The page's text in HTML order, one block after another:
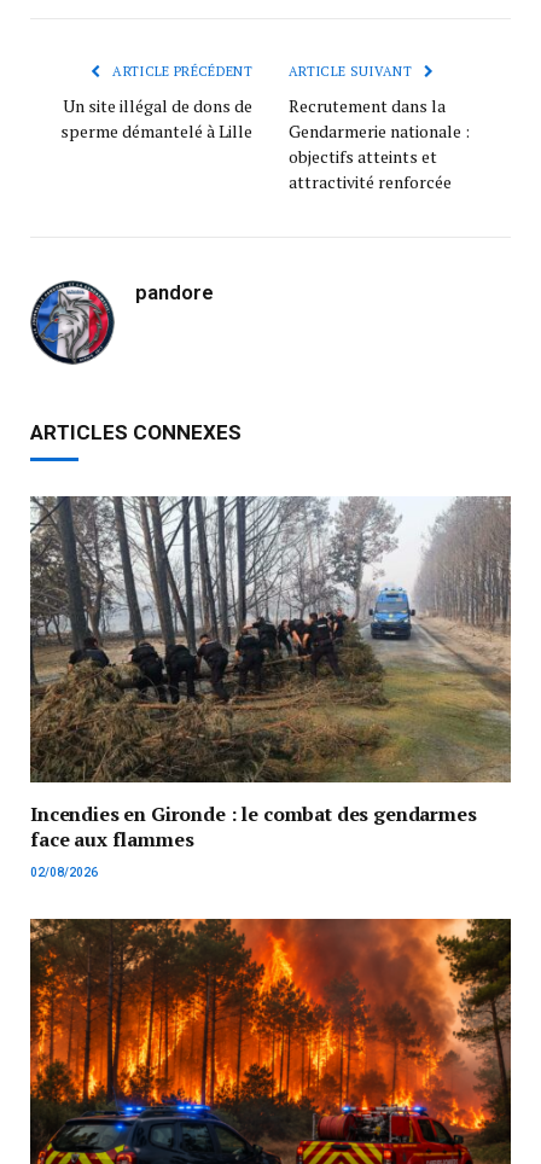
ARTICLE PRÉCÉDENT
Un site illégal de dons de
sperme démantelé à Lille
ARTICLE SUIVANT
Recrutement dans la
Gendarmerie nationale :
objectifs atteints et
attractivité renforcée
pandore
ARTICLES CONNEXES
Incendies en Gironde : le combat des gendarmes
face aux flammes
02/08/2026